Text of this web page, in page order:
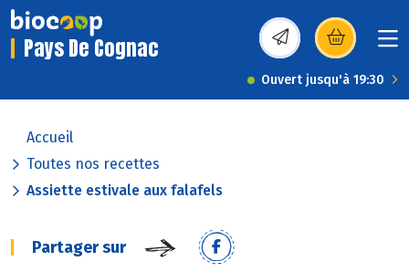
Pays De Cognac (s’ouvre dans une
Ouvert jusqu'à 19:30
Accueil
Toutes nos recettes
Assiette estivale aux falafels
Partager sur